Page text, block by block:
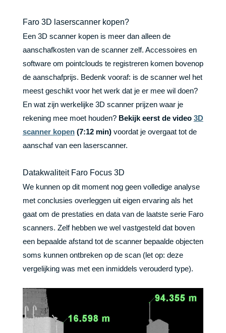
Faro 3D laserscanner kopen?
Een 3D scanner kopen is meer dan alleen de
aanschafkosten van de scanner zelf. Accessoires en
software om pointclouds te registreren komen bovenop
de aanschafprijs. Bedenk vooraf: is de scanner wel het
meest geschikt voor het werk dat je er mee wil doen?
En wat zijn werkelijke 3D scanner prijzen waar je
rekening mee moet houden? Bekijk eerst de video 3D
scanner kopen(7:12 min) voordat je overgaat tot de
aanschaf van een laserscanner.
Datakwaliteit Faro Focus 3D
We kunnen op dit moment nog geen volledige analyse
met conclusies overleggen uit eigen ervaring als het
gaat om de prestaties en data van de laatste serie Faro
scanners. Zelf hebben we wel vastgesteld dat boven
een bepaalde afstand tot de scanner bepaalde objecten
soms kunnen ontbreken op de scan (let op: deze
vergelijking was met een inmiddels verouderd type).